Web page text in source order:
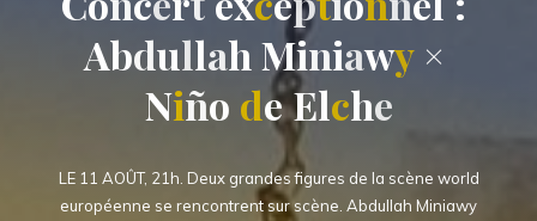
Abd d
u
u llah Minn
iawy ×
Niño de
e Elche
LE 11 AOÛT, 21h. Deux grandes figures de la scène world
européenne se rencontrent sur scène. Abdullah Miniawy